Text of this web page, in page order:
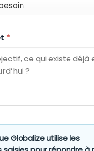
*
Globalize utilise les